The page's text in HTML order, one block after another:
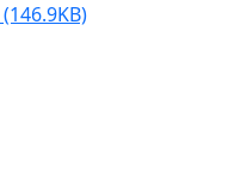
(146.9KB)